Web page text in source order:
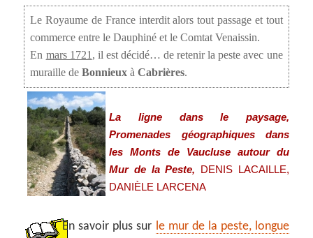
Le Royaume de France interdit alors tout passage et tout
commerce entre le Dauphiné et le Comtat Venaissin.
En mars 1721, il est décidé… de retenir la peste avec une
muraille deBonnieux àCabrières.
La ligne dans le paysage,
Promenades géographiques dans
les Monts de Vaucluse autour du
Mur de la Peste,
DENIS LACAILLE,
DANIÈLE LARCENA
En savoir plus sur le mur de la peste, longue